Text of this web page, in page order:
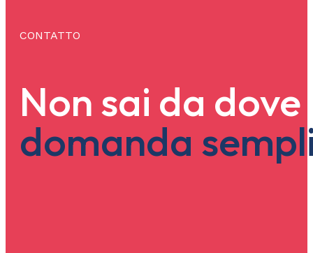
CONTATTO
Non sai da
domanda